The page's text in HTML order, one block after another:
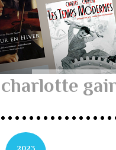
charlotte
2023